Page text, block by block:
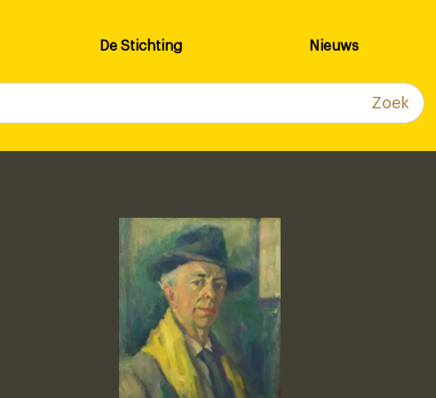
De Stichting Nieuws